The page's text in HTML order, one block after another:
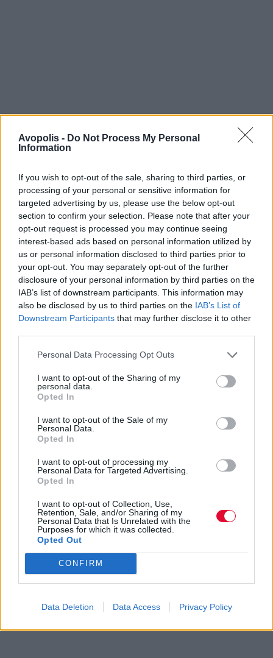
Avopolis - Do Not Process My Personal
Information
If you wish to opt-out of the sale, sharing to third parties, or
processing of your personal or sensitive information for
targeted advertising by us, please use the below opt-out
section to confirm your selection. Please note that after your
opt-out request is processed you may continue seeing
interest-based ads based on personal information utilized by
us or personal information disclosed to third parties prior to
your opt-out. You may separately opt-out of the further
disclosure of your personal information by third parties on the
IAB’s list of downstream participants. This information may
also be disclosed by us to third parties on the IAB’s List of
Downstream Participants that may further disclose it to other
Personal Data Processing Opt Outs
I want to opt-out of the Sharing of my
personal data.
Opted In
I want to opt-out of the Sale of my
Personal Data.
Opted In
I want to opt-out of processing my
Personal Data for Targeted Advertising.
Opted In
I want to opt-out of Collection, Use,
Retention, Sale, and/or Sharing of my
Personal Data that Is Unrelated with the
Purposes for which it was collected.
Opted Out
CONFIRM
Data Deletion Data Access Privacy Policy